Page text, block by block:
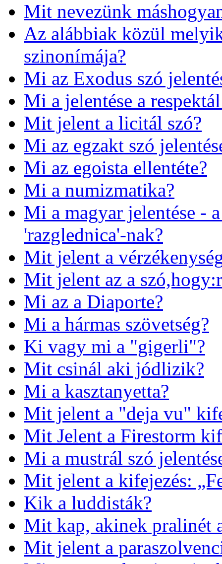
Mit nevezünk
Az alábbiak közül
szinonímája?
Mi az Exodus szó
Mi a jelentése a
Mit jelent a licitál szó?
Mi az egzakt szó
Mi az egoista ellentéte?
Mi a numizmatika?
Mi a magyar jelentése -
'razglednica'-nak?
Mit jelent a
Mit jelent az a
Mi az a Diaporte?
Mi a hármas szövetség?
Ki vagy mi a "gigerli"?
Mit csinál aki jódlizik?
Mi a kasztanyetta?
Mit jelent a "deja vu"
Mit Jelent a Firestorm
Mi a mustrál szó
Mit jelent a kifejezés:
Kik a luddisták?
Mit kap, akinek pralinét
Mit jelent a